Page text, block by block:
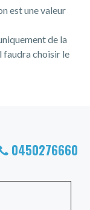
est une valeur
de la
faudra choisir le
0450276660